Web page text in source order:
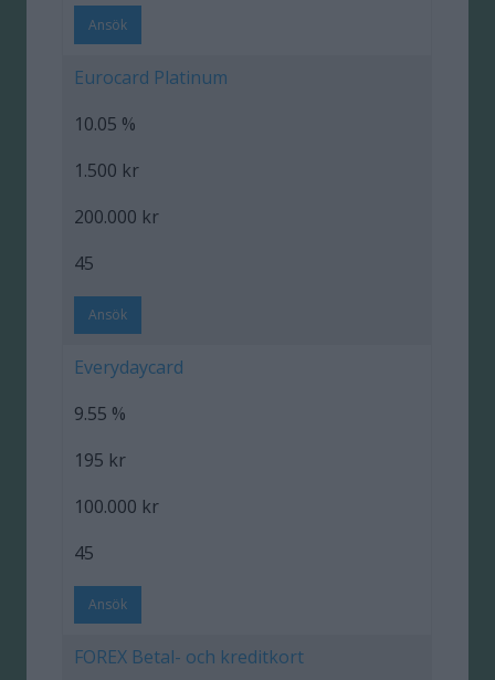
Ansök
Eurocard Platinum
10.05 %
1.500 kr
200.000 kr
45
Ansök
Everydaycard
9.55 %
195 kr
100.000 kr
45
Ansök
FOREX Betal- och kreditkort